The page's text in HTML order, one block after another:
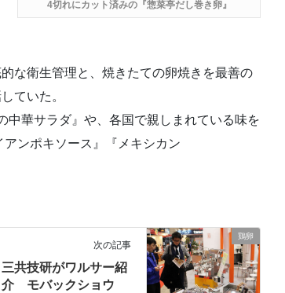
4切れにカット済みの『惣菜亭だし巻き卵』
な衛生管理と、焼きたての卵焼きを最善の
ていた。
中華サラダ』や、各国で親しまれている味を
ンポキソース』『メキシカン
鶏卵
次の記事
三共技研がワルサー紹
介 モバックショウ